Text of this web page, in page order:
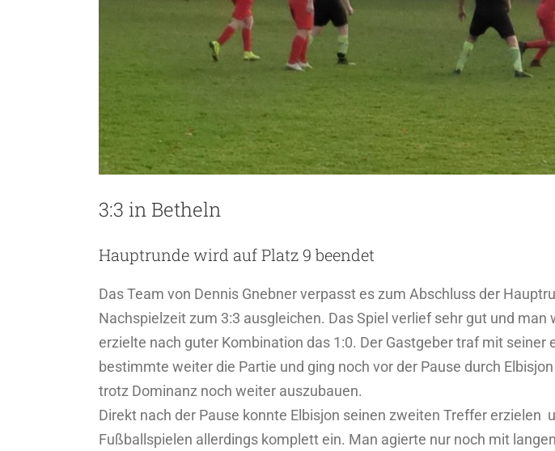
3:3 in Betheln
Hauptrunde wird auf Platz 9 beendet
Das Team von Dennis Gnebner verpasst es zum Abschluss der
Nachspielzeit zum 3:3 ausgleichen. Das Spiel verlief sehr gut und
erzielte nach guter Kombination das 1:0. Der Gastgeber traf mit
bestimmte weiter die Partie und ging noch vor der Pause durch
trotz Dominanz noch weiter auszubauen.
Direkt nach der Pause konnte Elbisjon seinen zweiten Treffer
Fußballspielen allerdings komplett ein. Man agierte nur noch mit